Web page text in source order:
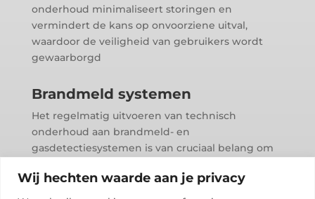
Wij hechten waarde aan je privacy
onderhoud minimaliseert storingen en
vermindert de kans op onvoorziene uitval,
waardoor de veiligheid van gebruikers wordt
gewaarborgd
Brandmeld systemen
Het regelmatig uitvoeren van technisch
onderhoud aan brandmeld- en
gasdetectiesystemen is van cruciaal belang om
gebruik in geval van een noodsituatie.
Onderhoudswerkzaamheden helpen bij het